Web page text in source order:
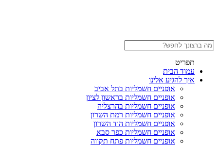
תפריט
עמוד הבית
איך להגיע אלינו
אופניים חשמליות בתל אביב
אופניים חשמליות בראשון לציון
אופניים חשמליות בהרצליה
אופניים חשמליות רמת השרון
אופניים חשמליות הוד השרון
אופניים חשמליות כפר סבא
אופניים חשמליות פתח תקווה